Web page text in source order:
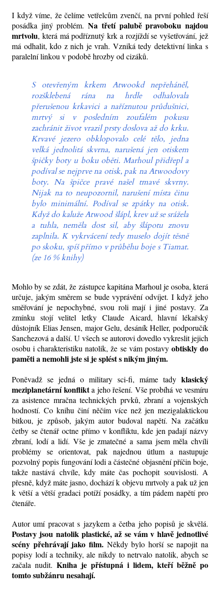
I když víme, že čelíme vetřelcům zvenčí, na první pohled řeší
posádka jiný problém.Na třetí palubě pravoboku najdou
mrtvolu, která má podříznutý krk a rozjíždí se vyšetřování, jež
má odhalit, kdo z nich je vrah. Vzniká tedy detektivní linka s
paralelní linkou v podobě hrozby od cizáků.
S otevřeným krkem Atwookd nepřeháněl,
rozšklebená rána na hrdle odhalovala
přerušenou krkavici a naříznutou průdušnici,
mrtvý si v posledním zoufalém pokusu
zachránit život vrazil prsty doslova až do krku.
Krvavé jezero obklopovalo celé tělo, jedna
velká jednolitá skvrna, narušená jen otiskem
špičky boty u boku oběti. Marhoul přidřepl a
podíval se nejprve na otisk, pak na Atwoodovy
boty. Na špičce pravé našel tmavé skvrny.
Nijak na to neupozornil, narušení místa činu
bylo minimální. Podíval se zpátky na otisk.
Když do kaluže Atwood šlápl, krev už se srážela
a tuhla, neměla dost sil, aby šlápotu znovu
zaplnila. K vykrvácení tedy muselo dojít těsně
po skoku, spíš přímo v průběhu boje s Tiamat.
(ze 16 % knihy)
Mohlo by se zdát, že zástupce kapitána Marhoul je osoba, která
určuje, jakým směrem se bude vyprávění odvíjet. I když jeho
směřování je nepochybné, svou roli mají i jiné postavy. Za
zmínku stojí velitel letky Claude Aicard, hlavní lékařský
důstojník Elias Jensen, major Gelu, desáník Heller, podporučík
Sanchezová a další. U všech se autorovi dovedlo vykreslit jejich
osobu i charakteristiku natolik, že se vám postavy obtiskly do
paměti a nemohli jste si je splést s nikým jiným.
Poněvadž se jedná o military sci-fi, máme tady klasický
meziplanetární konflikta jeho řešení. Vše probíhá ve vesmíru
za asistence mračna technických prvků, zbraní a vojenských
hodností. Co knihu činí něčím více než jen mezigalaktickou
bitkou, je způsob, jakým autor budoval napětí. Na začátku
četby se čtenář octne přímo v konfliktu, kde jen padají názvy
zbraní, lodí a lidí. Vše je zmatečné a sama jsem měla chvíli
problémy se orientovat, pak najednou útlum a nastupuje
pozvolný popis fungování lodi a částečné objasnění příčin boje,
takže nastává chvíle, kdy máte čas pochopit souvislosti. A
přesně, když máte jasno, dochází k objevu mrtvoly a pak už jen
k větší a větší gradaci potíží posádky, a tím pádem napětí pro
čtenáře.
Autor umí pracovat s jazykem a četba jeho popisů je skvělá.
Postavy jsou natolik plastické, až se vám v hlavě jednotlivé
scény přehrávají jako film. Někdy bylo horší se napojit na
popisy lodí a techniky, ale nikdy to netrvalo natolik, abych se
začala nudit. Kniha je přístupná i lidem, kteří běžně po
tomto subžánru nesahají.